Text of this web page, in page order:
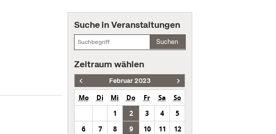
Suche in Veranstaltungen
Suchen
Zeitraum wählen
Februar 2023
Mo Di Mi Do Fr Sa
So
1
2 3 4
5
6
7 8 9 10 11
12